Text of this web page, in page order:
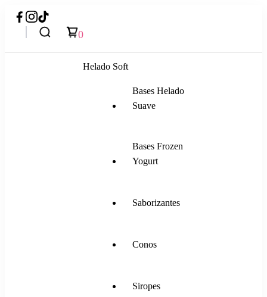
0
Helado Soft
Bases Helado
Suave
Bases Frozen
Yogurt
Saborizantes
Conos
Siropes